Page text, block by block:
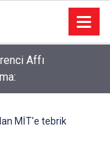
MİT'e tebrik